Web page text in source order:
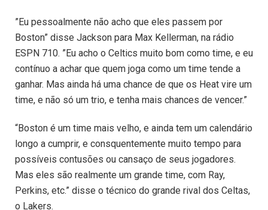
”Eu pessoalmente não acho que eles passem por
Boston” disse Jackson para Max Kellerman, na rádio
ESPN 710. ”Eu acho o Celtics muito bom como time, e eu
contínuo a achar que quem joga como um time tende a
ganhar. Mas ainda há uma chance de que os Heat vire um
time, e não só um trio, e tenha mais chances de vencer.”
“Boston é um time mais velho, e ainda tem um calendário
longo a cumprir, e consquentemente muito tempo para
possíveis contusões ou cansaço de seus jogadores.
Mas eles são realmente um grande time, com Ray,
Perkins, etc.” disse o técnico do grande rival dos Celtas,
o Lakers.